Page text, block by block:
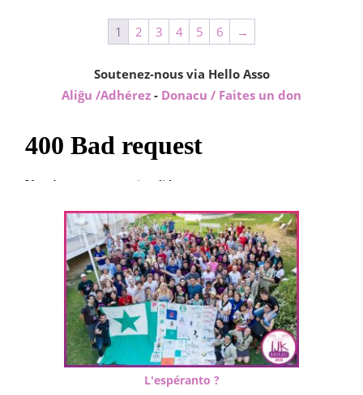
1 2 3 4 5 6 →
Soutenez-nous via Hello Asso
Aliĝu /Adhérez - Donacu / Faites un don
L'espéranto ?